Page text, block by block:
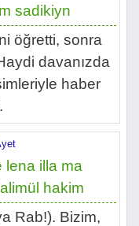
sadikiyn
öğretti, sonra
davanızda
haber
lena illa ma
hakim
Rab!). Bizim,